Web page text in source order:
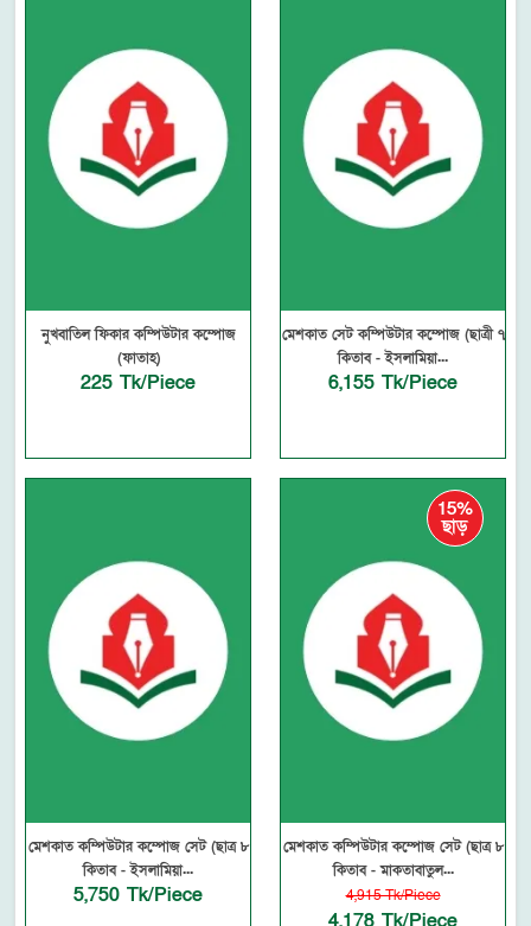
নুখবাতিল ফিকার কম্পিউটার কম্পোজ
(ফাতাহ)
225 Tk/Piece
মেশকাত সেট কম্পিউটার কম্পোজ (ছাত্রী ৭
কিতাব - ইসলামিয়া...
6,155 Tk/Piece
মেশকাত কম্পিউটার কম্পোজ সেট (ছাত্র ৮
কিতাব - ইসলামিয়া...
5,750 Tk/Piece
15%
ছাড়
মেশকাত কম্পিউটার কম্পোজ সেট (ছাত্র ৮
কিতাব - মাকতাবাতুল...
4,915 Tk/Piece